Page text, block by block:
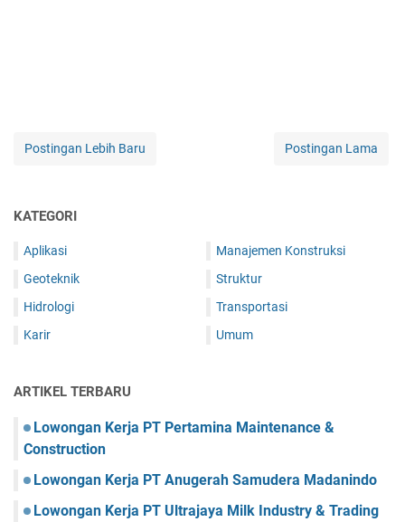
Postingan Lebih Baru Postingan Lama
KATEGORI
Aplikasi
Geoteknik
Hidrologi
Karir
Manajemen Konstruksi
Struktur
Transportasi
Umum
ARTIKEL TERBARU
Lowongan Kerja PT Pertamina Maintenance &
Construction
Lowongan Kerja PT Anugerah Samudera Madanindo
Lowongan Kerja PT Ultrajaya Milk Industry & Trading